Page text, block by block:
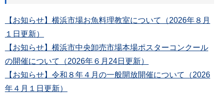
【お知らせ】横浜市場お魚料理教室について（2026年８月
１日更新）
【お知らせ】横浜市中央卸売市場本場ポスターコンクール
の開催について（2026年６月24日更新）
【お知らせ】令和８年４月の一般開放開催について（2026
年４月１日更新）